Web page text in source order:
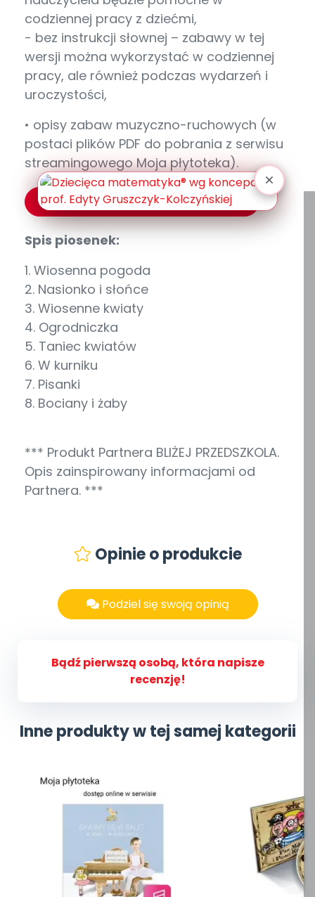
codziennej pracy z dziećmi,
- bez instrukcji słownej – zabawy w tej
wersji można wykorzystać w codziennej
pracy, ale również podczas wydarzeń i
uroczystości,
• opisy zabaw muzyczno-ruchowych (w
postaci plików PDF do pobrania z serwisu
streamingowego Moja płytoteka).
Posłuchaj fragmentów piosenek
Spis piosenek:
1. Wiosenna pogoda
2. Nasionko i słońce
3. Wiosenne kwiaty
4. Ogrodniczka
5. Taniec kwiatów
6. W kurniku
7. Pisanki
8. Bociany i żaby
*** Produkt Partnera BLIŻEJ PRZEDSZKOLA.
Opis zainspirowany informacjami od
Partnera. ***
Opinie o produkcie
Podziel się swoją opinią
Bądź pierwszą osobą, która napisze
recenzję!
Inne produkty w tej samej kategorii